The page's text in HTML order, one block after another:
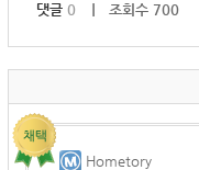
댓글 0 ｜ 조회수 700
Hometory